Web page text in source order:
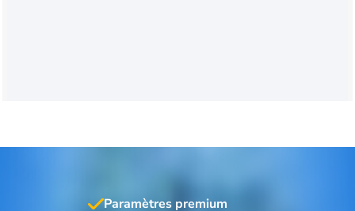
Paramètres premium